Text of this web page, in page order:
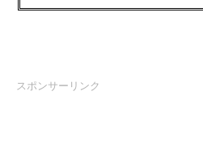
スポンサーリンク